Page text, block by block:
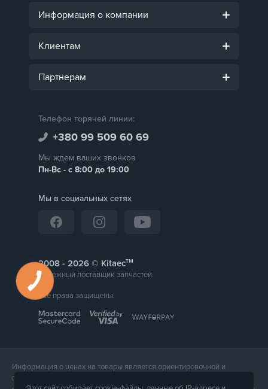
Информация о компании
Клиентам
Партнерам
Телефон горячей линии:
+380 99 509 60 69
Мы ждем ваших звонков
Пн-Вс - с 8:00 до 19:00
Мы в социальных сетях
2008 - © Kitaecтм
Надежный поставщик запчастей.
Все права защищены.
Информация о ценах на товары является ориентировочной и
предоставляется для справки. Точная стоимость товара будет